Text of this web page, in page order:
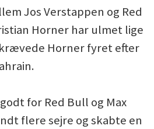
Jos Verstappen og Red
Horner har ulmet lige
Horner fyret efter
for Red Bull og Max
flere sejre og skabte en